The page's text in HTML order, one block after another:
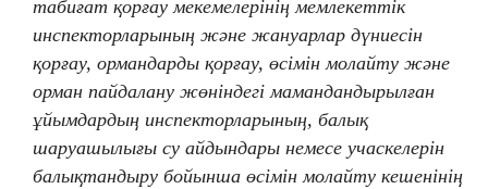
табиғат қорғау мекемелерінің мемлекеттік
инспекторларының және жануарлар дүниесін
қорғау, ормандарды қорғау, өсімін молайту және
орман пайдалану жөніндегі мамандандырылған
ұйымдардың инспекторларының, балық
шаруашылығы су айдындары немесе учаскелерін
балықтандыру бойынша өсімін молайту кешенінің